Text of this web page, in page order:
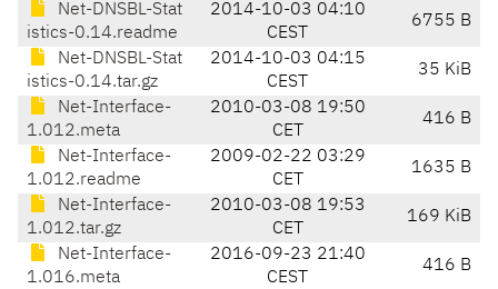
Net-DNSBL-Stat
istics-0.14.readme
2014-10-03 04:10
CEST
6755 B
Net-DNSBL-Stat
istics-0.14.tar.gz
2014-10-03 04:15
CEST
35 KiB
Net-Interface-
1.012.meta
2010-03-08 19:50
CET
416 B
Net-Interface-
1.012.readme
2009-02-22 03:29
CET
1635 B
Net-Interface-
1.012.tar.gz
2010-03-08 19:53
CET
169 KiB
Net-Interface-
1.016.meta
2016-09-23 21:40
CEST
416 B